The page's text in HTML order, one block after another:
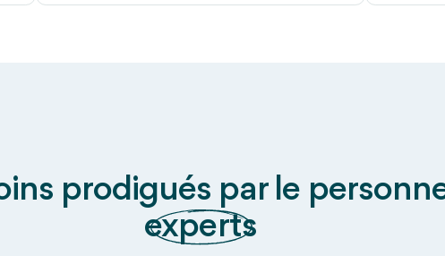
prodigués par le
experts